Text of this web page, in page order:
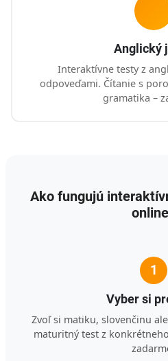
Anglický
Interaktívne testy z
odpoveďami. Čítanie s
gramatika –
Ako fungujú
1
Vyber si
Zvoľ si matiku, slovenčinu
maturitný test z